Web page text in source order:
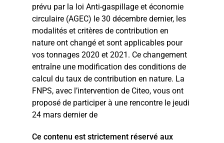
prévu par la loi Anti-gaspillage et économie
circulaire (AGEC) le 30 décembre dernier, les
modalités et critères de contribution en
nature ont changé et sont applicables pour
vos tonnages 2020 et 2021. Ce changement
entraîne une modification des conditions de
calcul du taux de contribution en nature. La
FNPS, avec l’intervention de Citeo, vous ont
proposé de participer à une rencontre le jeudi
24 mars dernier de
Ce contenu est strictement réservé aux